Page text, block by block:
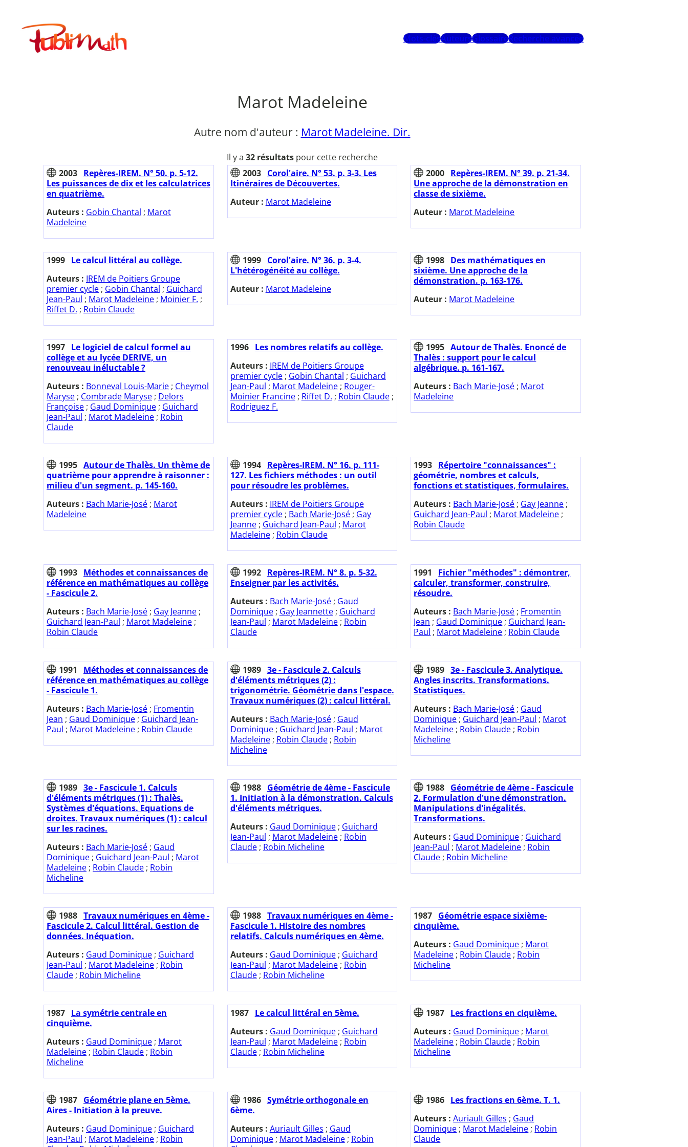
contenuPublimath
Mots-clésAuteursGlossaireRecherche avancée
Marot Madeleine
Autre nom d'auteur : Marot Madeleine. Dir.
Il y a 32 résultatspour cette recherche
2003 Repères-IREM. N° 50. p. 5-12.
Les puissances de dix et les calculatrices
en quatrième.
Auteurs : Gobin Chantal ; Marot
Madeleine
2003
Corol'aire. N° 53. p. 3-3. Les
Itinéraires de Découvertes.
Auteur : Marot Madeleine
2000 Repères-IREM. N° 39. p. 21-34.
Une approche de la démonstration en
classe de sixième.
Auteur : Marot Madeleine
1999 Le calcul littéral au collège.
Auteurs : IREM de Poitiers Groupe
premier cycle ; Gobin Chantal ; Guichard
Jean-Paul ; Marot Madeleine ; Moinier F. ;
Riffet D. ; Robin Claude
1999
Corol'aire. N° 36. p. 3-4.
L'hétérogénéité au collège.
Auteur : Marot Madeleine
1998 Des mathématiques en
sixième. Une approche de la
démonstration. p. 163-176.
Auteur : Marot Madeleine
1997 Le logiciel de calcul formel au
collège et au lycée DERIVE, un
renouveau inéluctable ?
Auteurs : Bonneval Louis-Marie ; Cheymol
Maryse ; Combrade Maryse ; Delors
Françoise ; Gaud Dominique ; Guichard
Jean-Paul ; Marot Madeleine ; Robin
Claude
1996
Les nombres relatifs au collège.
Auteurs : IREM de Poitiers Groupe
premier cycle; Gobin Chantal ; Guichard
Jean-Paul ; Marot Madeleine; Rouger-
Moinier Francine; Riffet D. ; Robin Claude;
Rodriguez F.
1995 Autour de Thalès. Enoncé de
Thalès : support pour le calcul
algébrique. p. 161-167.
Auteurs : Bach Marie-José ; Marot
Madeleine
1995 Autour de Thalès. Un thème de
quatrième pour apprendre à raisonner :
milieu d'un segment. p. 145-160.
Auteurs : Bach Marie-José ; Marot
Madeleine
1994
Repères-IREM. N° 16. p. 111-
127. Les fichiers méthodes : un outil
pour résoudre les problèmes.
Auteurs : IREM de Poitiers Groupe
premier cycle; Bach Marie-José; Gay
Jeanne; Guichard Jean-Paul ; Marot
Madeleine; Robin Claude
1993 Répertoire "connaissances" :
géométrie, nombres et calculs,
fonctions et statistiques, formulaires.
Auteurs : Bach Marie-José ; Gay Jeanne ;
Guichard Jean-Paul ; Marot Madeleine ;
Robin Claude
1993 Méthodes et connaissances de
référence en mathématiques au collège
- Fascicule 2.
Auteurs : Bach Marie-José ; Gay Jeanne ;
Guichard Jean-Paul ; Marot Madeleine ;
Robin Claude
1992
Repères-IREM. N° 8. p. 5-32.
Enseigner par les activités.
Auteurs : Bach Marie-José; Gaud
Dominique; Gay Jeannette; Guichard
Jean-Paul ; Marot Madeleine; Robin
Claude
1991
Fichier "méthodes" : démontrer,
calculer, transformer, construire,
résoudre.
Auteurs : Bach Marie-José ; Fromentin
Jean ; Gaud Dominique ; Guichard Jean-
Paul ; Marot Madeleine ; Robin Claude
1991
Méthodes et connaissances de
référence en mathématiques au collège
- Fascicule 1.
Auteurs : Bach Marie-José ; Fromentin
Jean ; Gaud Dominique ; Guichard Jean-
Paul ; Marot Madeleine ; Robin Claude
1989 3e - Fascicule 2. Calculs
d'éléments métriques (2) :
trigonométrie. Géométrie dans l'espace.
Travaux numériques (2) : calcul littéral.
Auteurs : Bach Marie-José; Gaud
Dominique; Guichard Jean-Paul ; Marot
Madeleine; Robin Claude; Robin
Micheline
1989 3e - Fascicule 3. Analytique.
Angles inscrits. Transformations.
Statistiques.
Auteurs : Bach Marie-José ; Gaud
Dominique ; Guichard Jean-Paul ; Marot
Madeleine ; Robin Claude ; Robin
Micheline
1989 3e - Fascicule 1. Calculs
d'éléments métriques (1) : Thalès.
Systèmes d'équations. Equations de
droites. Travaux numériques (1) : calcul
sur les racines.
Auteurs : Bach Marie-José ; Gaud
Dominique ; Guichard Jean-Paul ; Marot
Madeleine ; Robin Claude ; Robin
Micheline
1988
Géométrie de 4ème - Fascicule
1. Initiation à la démonstration. Calculs
d'éléments métriques.
Auteurs : Gaud Dominique; Guichard
Jean-Paul ; Marot Madeleine; Robin
Claude; Robin Micheline
1988 Géométrie de 4ème - Fascicule
2. Formulation d'une démonstration.
Manipulations d'inégalités.
Transformations.
Auteurs : Gaud Dominique ; Guichard
Jean-Paul ; Marot Madeleine ; Robin
Claude ; Robin Micheline
1988 Travaux numériques en 4ème -
Fascicule 2. Calcul littéral. Gestion de
données. Inéquation.
Auteurs : Gaud Dominique ; Guichard
Jean-Paul ; Marot Madeleine ; Robin
Claude ; Robin Micheline
1988 Travaux numériques en 4ème -
Fascicule 1. Histoire des nombres
relatifs. Calculs numériques en 4ème.
Auteurs : Gaud Dominique; Guichard
Jean-Paul ; Marot Madeleine; Robin
Claude; Robin Micheline
1987 Géométrie espace sixième-
cinquième.
Auteurs : Gaud Dominique ; Marot
Madeleine ; Robin Claude ; Robin
Micheline
1987 La symétrie centrale en
cinquième.
Auteurs : Gaud Dominique ; Marot
Madeleine ; Robin Claude ; Robin
Micheline
1987
Le calcul littéral en 5ème.
Auteurs : Gaud Dominique; Guichard
Jean-Paul ; Marot Madeleine; Robin
Claude; Robin Micheline
1987 Les fractions en ciquième.
Auteurs : Gaud Dominique ; Marot
Madeleine ; Robin Claude ; Robin
Micheline
1987 Géométrie plane en 5ème.
Aires - Initiation à la preuve.
Auteurs : Gaud Dominique ; Guichard
Jean-Paul ; Marot Madeleine ; Robin
1986 Symétrie orthogonale en
6ème.
Auteurs : Auriault Gilles ; Gaud
Dominique; Marot Madeleine; Robin
1986 Les fractions en 6ème. T. 1.
Auteurs :Auriault Gilles ; Gaud
Dominique ; Marot Madeleine ; Robin
Claude